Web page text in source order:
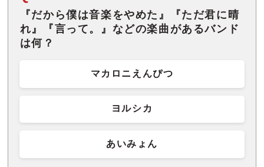
『だから僕は音楽をやめた』『ただ君に晴
れ』『言って。』などの楽曲があるバンド
は何？
マカロニえんぴつ
ヨルシカ
あいみょん